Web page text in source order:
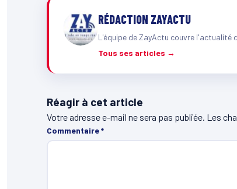
RÉDACTION ZAYACTU
L'équipe de ZayActu couvre l'actualité
Tous ses articles →
Réagir à cet article
Votre adresse e-mail ne sera pas publiée. Les
Commentaire*